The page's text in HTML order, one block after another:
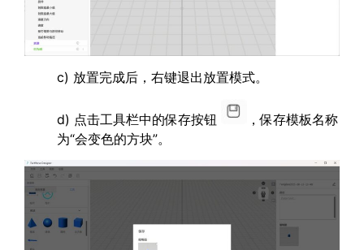
c) 放置完成后，右键退出放置模式。
d) 点击工具栏中的保存按钮
，保存模板名称
为“会变色的方块”。